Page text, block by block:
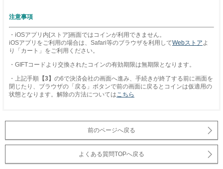
注意事項
・iOSアプリ内[ストア]画面ではコインが利用できません。
iOSアプリをご利用の場合は、Safari等のブラウザを利用してWebストアよ
り「カート」をご利用ください。
・GIFTコードより交換されたコインの有効期限は無期限となります。
・上記手順 【3】 の6で決済会社の画面へ進み、手続きが終了する前に画面を
閉じたり、ブラウザの「戻る」ボタンで前の画面に戻るとコインは仮適用の
状態となります。解除の方法についてはこちら
前のページへ戻る
よくある質問TOPへ戻る